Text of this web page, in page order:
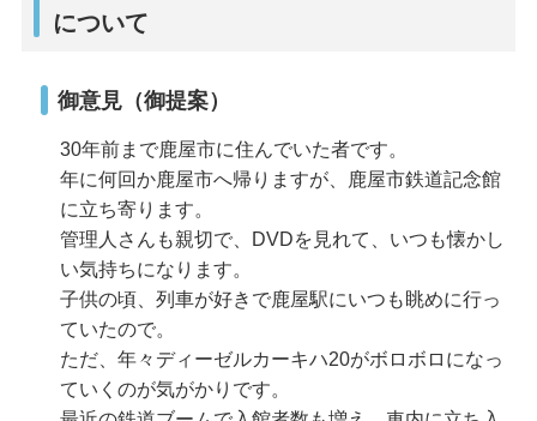
について
御意見（御提案）
30年前まで鹿屋市に住んでいた者です。
年に何回か鹿屋市へ帰りますが、鹿屋市鉄道記念館
に立ち寄ります。
管理人さんも親切で、DVDを見れて、いつも懐かし
い気持ちになります。
子供の頃、列車が好きで鹿屋駅にいつも眺めに行っ
ていたので。
ただ、年々ディーゼルカーキハ20がボロボロになっ
ていくのが気がかりです。